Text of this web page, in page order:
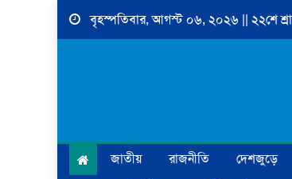
Skip
বৃহস্পতিবার, আগস্ট ০৬, ২০২৬ || ২২শে
জাতীয় রাজনীতি দেশজুড়ে